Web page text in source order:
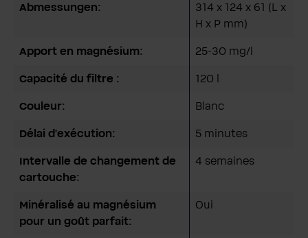
Abmessungen:
314 x 124 x 61 (L x
H x P mm)
Apport en magnésium: 25-30 mg/l
Capacité du filtre : 120 l
Couleur: Blanc
Délai d'exécution: 5 minutes
Intervalle de changement de
cartouche:
4 semaines
Minéralisé au magnésium
pour un goût parfait:
Oui